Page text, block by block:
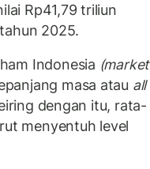
Rp41,79 triliun
2025.
Indonesia (market
masa atau all
dengan itu, rata-
menyentuh level